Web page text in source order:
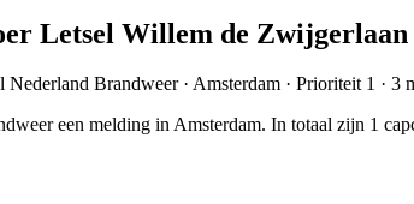
Letsel Willem de
Brandweer · Amsterdam · Prioriteit 1 · 3
een melding in Amsterdam. In totaal zijn 1